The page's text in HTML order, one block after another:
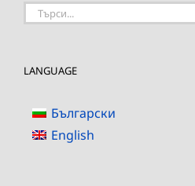
Търсене
LANGUAGE
Български
English